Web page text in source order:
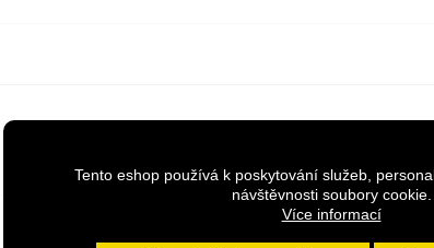
Tento eshop používá k poskytování služeb,
návštěvnosti soubory cookie.
Více informací